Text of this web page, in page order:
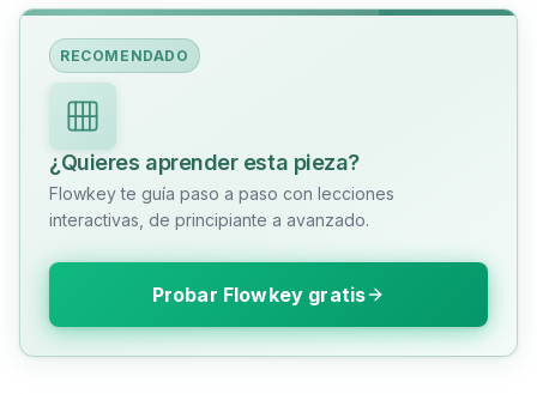
RECOMENDADO
¿Quieres aprender esta pieza?
Flowkey te guía paso a paso con lecciones
interactivas, de principiante a avanzado.
Probar Flowkey gratis